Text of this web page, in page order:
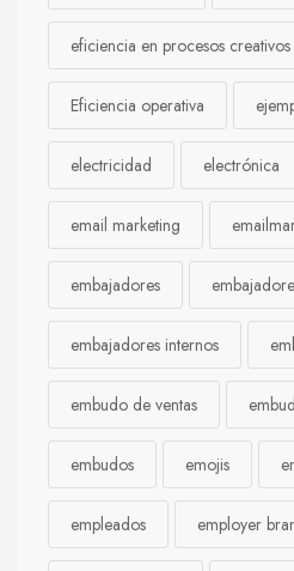
eficiencia en procesos creativos
Eficiencia operativa
electricidad electrónica
email marketing
embajadores
embajadores internos
embudo de ventas
embudos emojis
empleados employer